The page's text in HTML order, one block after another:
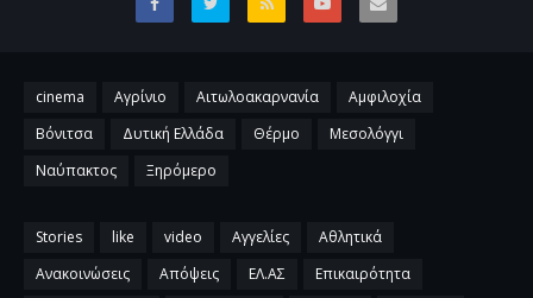
cinema Αγρίνιο Αιτωλοακαρνανία
Αμφιλοχία
Βόνιτσα
Δυτική Ελλάδα Θέρμο
Μεσολόγγι
Ναύπακτος
Ξηρόμερο
Stories like video Αγγελίες
Αθλητικά
Ανακοινώσεις
Απόψεις ΕΛ.ΑΣ
Επικαιρότητα